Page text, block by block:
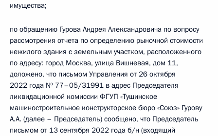
имущества;
по обращению Гурова Андрея Александровича по вопросу
рассмотрения отчета по определению рыночной стоимости
нежилого здания с земельным участком, расположенного
по адресу: город Москва, улица Вишневая, дом 11,
доложено, что письмом Управления от 26 октября
2022 года № 77–05/31991 в адрес Председателя
ликвидационной комиссии ФГУП «Тушинское
машиностроительное конструкторское бюро «Союз» Гурову
А.А. (далее – Председатель) сообщено, что Председатель
письмом от 13 сентября 2022 года б/н (входящий